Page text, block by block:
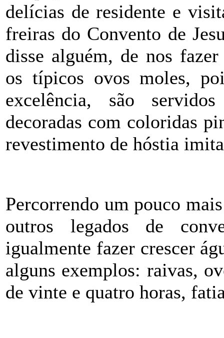
delícias de residente e
freiras do Convento de
disse alguém, de nos
os típicos ovos moles,
excelência, são
decoradas com coloridas
revestimento de hóstia
Percorrendo um pouco
outros legados de
igualmente fazer crescer
alguns exemplos: raivas,
de vinte e quatro horas,